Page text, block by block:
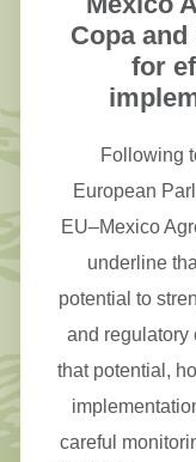
Copa
for
Following
European
EU–Mexico
underline
potential to
and regulatory
that potential,
careful